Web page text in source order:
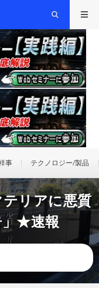
事 テクノロジー/製品
リアに悪質
」★速報